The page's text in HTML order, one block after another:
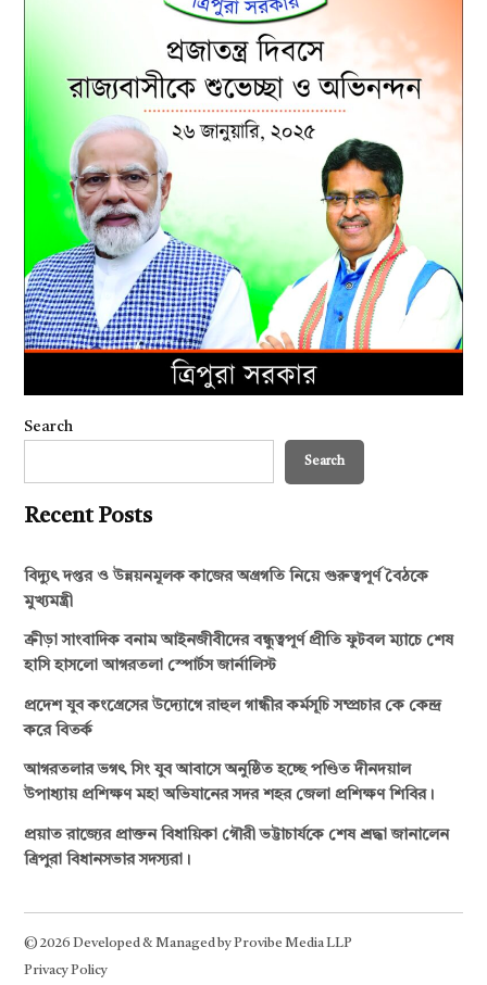
Search
Search
Recent Posts
বিদ্যুৎ দপ্তর ও উন্নয়নমূলক কাজের অগ্রগতি নিয়ে গুরুত্বপূর্ণ বৈঠকে
মুখ্যমন্ত্রী
ক্রীড়া সাংবাদিক বনাম আইনজীবীদের বন্ধুত্বপূর্ণ প্রীতি ফুটবল ম্যাচে শেষ
হাসি হাসলো আগরতলা স্পোর্টস জার্নালিস্ট
প্রদেশ যুব কংগ্রেসের উদ্যোগে রাহুল গান্ধীর কর্মসূচি সম্প্রচার কে কেন্দ্র
করে বিতর্ক
আগরতলার ভগৎ সিং যুব আবাসে অনুষ্ঠিত হচ্ছে পণ্ডিত দীনদয়াল
উপাধ্যায় প্রশিক্ষণ মহা অভিযানের সদর শহর জেলা প্রশিক্ষণ শিবির।
প্রয়াত রাজ্যের প্রাক্তন বিধায়িকা গৌরী ভট্টাচার্যকে শেষ শ্রদ্ধা জানালেন
ত্রিপুরা বিধানসভার সদস্যরা।
© 2026 Developed & Managed by Provibe Media LLP
Privacy Policy